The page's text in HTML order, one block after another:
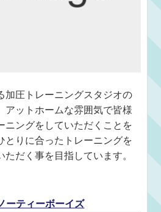
加圧トレーニングスタジオの
アットホームな雰囲気で皆様
ニングをしていただくことを
とりに合ったトレーニングを
ただく事を目指しています。
ーティーボーイズ